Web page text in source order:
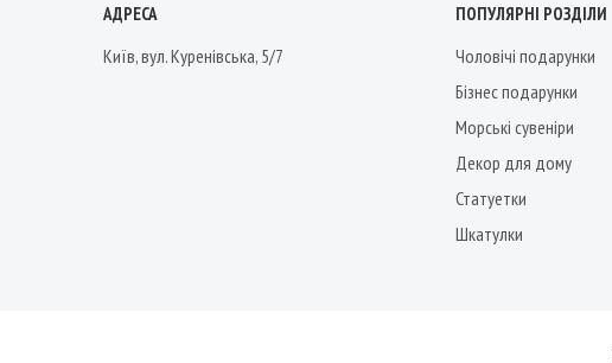
АДРЕСА
Київ, вул. Куренівська, 5/7
ПОПУЛЯРНІ РОЗДІЛИ
Чоловічі подарунки
Бізнес подарунки
Морські сувеніри
Декор для дому
Статуетки
Шкатулки